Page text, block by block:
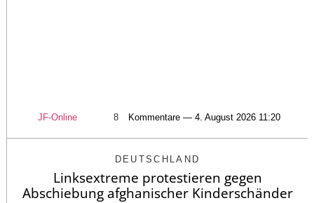
JF-Online 8 Kommentare — 4. August 2026 11:20
DEUTSCHLAND
Linksextreme protestieren gegen
Abschiebung afghanischer Kinderschänder